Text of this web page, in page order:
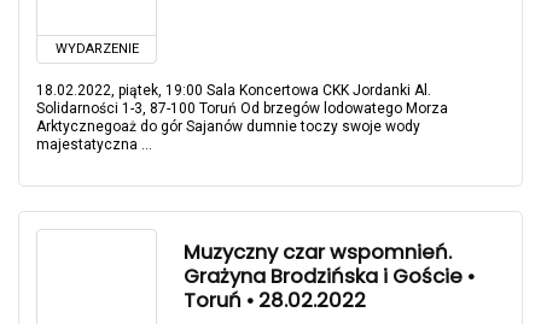
WYDARZENIE
18.02.2022, piątek, 19:00 Sala Koncertowa CKK Jordanki Al.
Solidarności 1-3, 87-100 Toruń Od brzegów lodowatego Morza
Arktycznegoaż do gór Sajanów dumnie toczy swoje wody
majestatyczna ...
Muzyczny czar wspomnień.
Grażyna Brodzińska i Goście •
Toruń • 28.02.2022